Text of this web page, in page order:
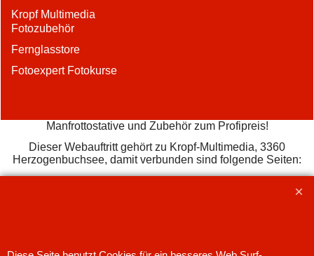
Kropf Multimedia
Fotozubehör
Fernglasstore
Fotoexpert Fotokurse
Manfrottostative und Zubehör zum Profipreis!
Dieser Webauftritt gehört zu Kropf-Multimedia, 3360
Herzogenbuchsee, damit verbunden sind folgende Seiten:
31.07.26